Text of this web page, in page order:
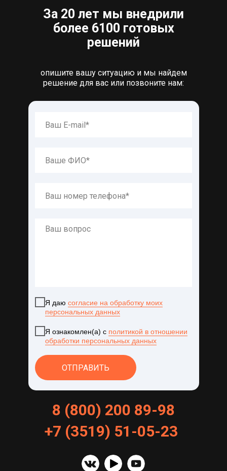
8 (800) 200 89-98
За 20 лет мы внедрили
более 6100 готовых
решений
+7 (3519) 51 -05-23
опишите вашу ситуацию и мы найдем
решение для вас или позвоните нам:
Я даю согласие на обработку моих
персональных данных
Я ознакомлен(а) с политикой в отношении
обработки персональных данных
ОТПРАВИТЬ